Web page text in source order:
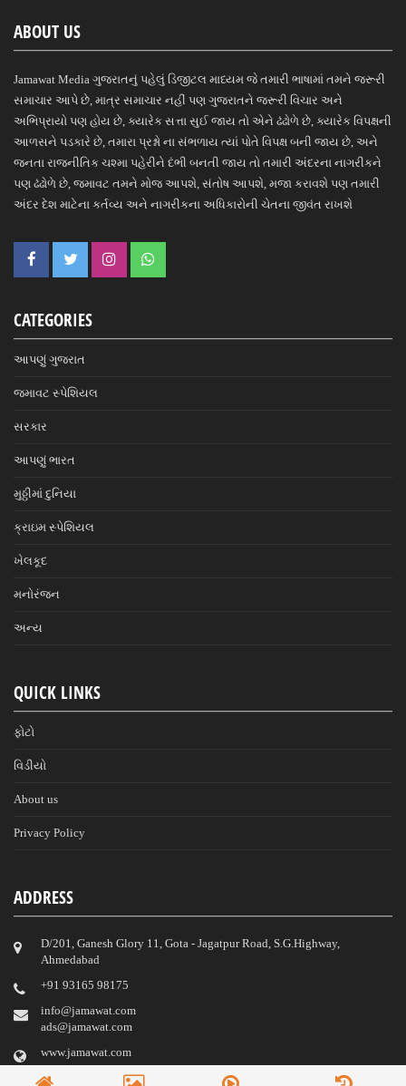
ABOUT US
Jamawat Media ગુજરાતનું પહેલું ડિજીટલ માધ્યમ જે તમારી ભાષામાં તમને જરૂરી
સમાચાર આપે છે, માત્ર સમાચાર નહીં પણ ગુજરાતને જરૂરી વિચાર અને
અભિપ્રાયો પણ હોય છે, ક્યારેક સત્તા સુઈ જાય તો એને ઢંઢોળે છે, ક્યારેક વિપક્ષની
આળસને પડકારે છે, તમારા પ્રશ્નો ના સંભળાય ત્યાં પોતે વિપક્ષ બની જાય છે, અને
જનતા રાજનીતિક ચશ્મા પહેરીને દંભી બનતી જાય તો તમારી અંદરના નાગરીકને
પણ ઢંઢોળે છે, જમાવટ તમને મોજ આપશે, સંતોષ આપશે, મજા કરાવશે પણ તમારી
અંદર દેશ માટેના કર્તવ્ય અને નાગરીકના અધિકારોની ચેતના જીવંત રાખશે
CATEGORIES
આપણું ગુજરાત
જમાવટ સ્પેશિયલ
સરકાર
આપણું ભારત
મુઠ્ઠીમાં દુનિયા
ક્રાઇમ સ્પેશિયલ
ખેલકૂદ
મનોરંજન
અન્ય
QUICK LINKS
ફોટો
વિડીયો
About us
Privacy Policy
ADDRESS
D/201, Ganesh Glory 11, Gota - Jagatpur Road, S.G.Highway,
Ahmedabad
‎+91 93165 98175
info@jamawat.com
ads@jamawat.com
www.jamawat.com